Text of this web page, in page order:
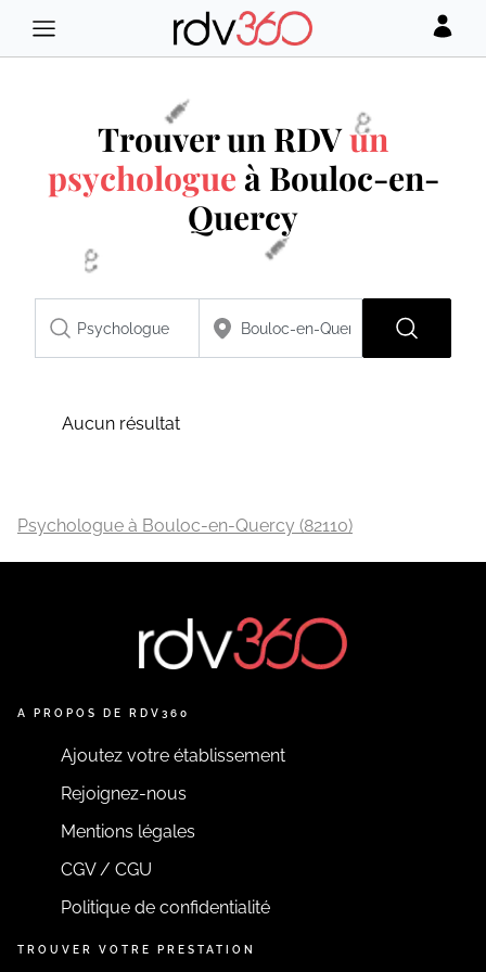
Trouver un RDVun
psychologue à Bouloc-en-
Quercy
Aucun résultat
Psychologue à Bouloc-en-Quercy (82110)
A PROPOS DE RDV360
Ajoutez votre établissement
Rejoignez-nous
Mentions légales
CGV / CGU
Politique de confidentialité
TROUVER VOTRE PRESTATION